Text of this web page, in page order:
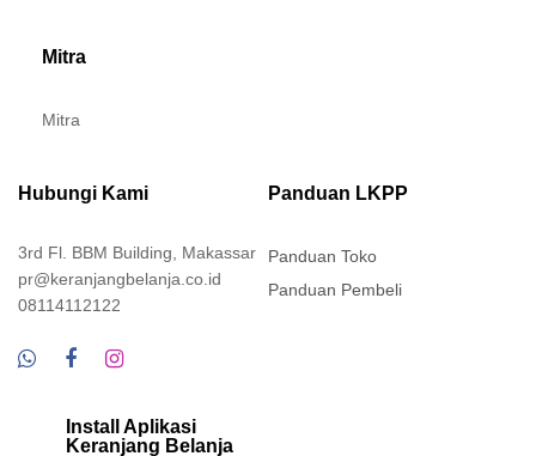
Mitra
Mitra
Hubungi Kami
3rd Fl. BBM Building, Makassar
pr@keranjangbelanja.co.id
08114112122
Panduan LKPP
Panduan Toko
Panduan Pembeli
Install Aplikasi
Keranjang Belanja